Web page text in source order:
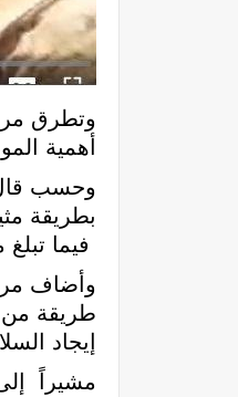
أهمية
وحسب قال
بطريقة
فيما تبلغ
طريقة من
إيجاد
مشيراً